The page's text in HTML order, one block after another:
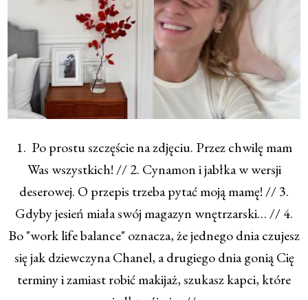
1. Po prostu szczęście na zdjęciu. Przez chwilę mam
Was wszystkich! // 2. Cynamon i jabłka w wersji
deserowej. O przepis trzeba pytać moją mamę! // 3.
Gdyby jesień miała swój magazyn wnętrzarski… // 4.
Bo "work life balance" oznacza, że jednego dnia czujesz
się jak dziewczyna Chanel, a drugiego dnia gonią Cię
terminy i zamiast robić makijaż, szukasz kapci, które